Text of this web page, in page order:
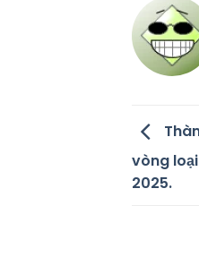
vòng
2025.